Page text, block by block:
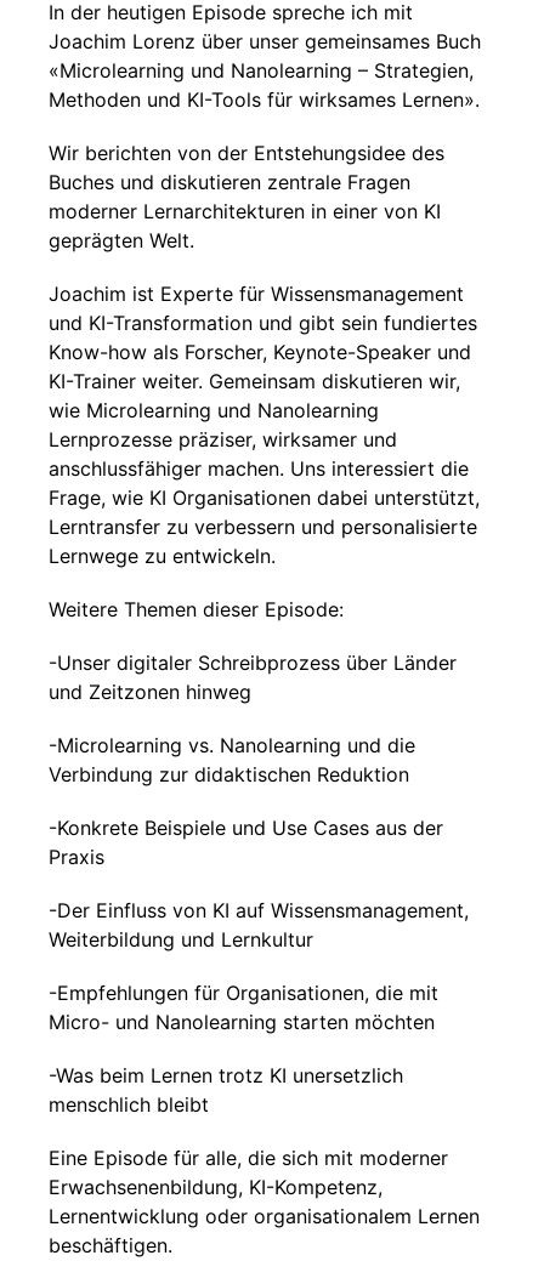
In der heutigen Episode spreche ich mit
Joachim Lorenz über unser gemeinsames Buch
«Microlearning und Nanolearning – Strategien,
Methoden und KI-Tools für wirksames Lernen».
Wir berichten von der Entstehungsidee des
Buches und diskutieren zentrale Fragen
moderner Lernarchitekturen in einer von KI
geprägten Welt.
Joachim ist Experte für Wissensmanagement
und KI-Transformation und gibt sein fundiertes
Know-how als Forscher, Keynote-Speaker und
KI-Trainer weiter. Gemeinsam diskutieren wir,
wie Microlearning und Nanolearning
Lernprozesse präziser, wirksamer und
anschlussfähiger machen. Uns interessiert die
Frage, wie KI Organisationen dabei unterstützt,
Lerntransfer zu verbessern und personalisierte
Lernwege zu entwickeln.
Weitere Themen dieser Episode:
-Unser digitaler Schreibprozess über Länder
und Zeitzonen hinweg
-Microlearning vs. Nanolearning und die
Verbindung zur didaktischen Reduktion
-Konkrete Beispiele und Use Cases aus der
Praxis
-Der Einfluss von KI auf Wissensmanagement,
Weiterbildung und Lernkultur
-Empfehlungen für Organisationen, die mit
Micro- und Nanolearning starten möchten
-Was beim Lernen trotz KI unersetzlich
menschlich bleibt
Eine Episode für alle, die sich mit moderner
Erwachsenenbildung, KI-Kompetenz,
Lernentwicklung oder organisationalem Lernen
beschäftigen.